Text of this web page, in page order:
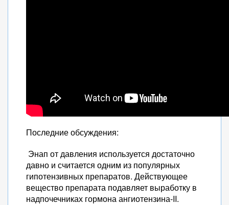
Последние обсуждения:
Энап от давления используется достаточно
давно и считается одним из популярных
гипотензивных препаратов. Действующее
вещество препарата подавляет выработку в
надпочечниках гормона ангиотензина-II.